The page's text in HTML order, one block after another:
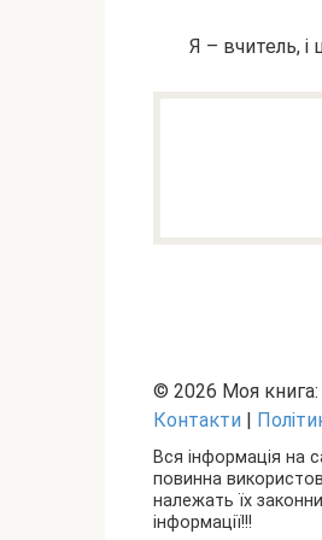
Я – вчитель,
© 2026 Моя
Контакти |
Вся інформація на
повинна
належать їх
інформації!!!